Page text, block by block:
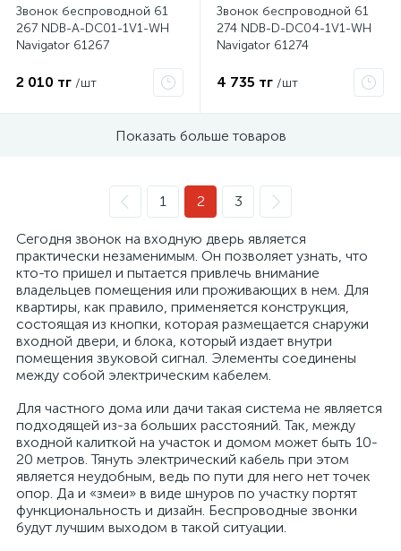
Звонок беспроводной 61
267 NDB-A-DC01-1V1-WH
Navigator 61267
2 010 тг /шт
Звонок беспроводной 61
274 NDB-D-DC04-1V1-WH
Navigator 61274
4 735 тг /шт
Показать больше товаров
1 2 3
Сегодня звонок на входную дверь является
практически незаменимым. Он позволяет узнать, что
кто-то пришел и пытается привлечь внимание
владельцев помещения или проживающих в нем. Для
квартиры, как правило, применяется конструкция,
состоящая из кнопки, которая размещается снаружи
входной двери, и блока, который издает внутри
помещения звуковой сигнал. Элементы соединены
между собой электрическим кабелем.
Для частного дома или дачи такая система не является
подходящей из-за больших расстояний. Так, между
входной калиткой на участок и домом может быть 10-
20 метров. Тянуть электрический кабель при этом
является неудобным, ведь по пути для него нет точек
опор. Да и «змеи» в виде шнуров по участку портят
функциональность и дизайн. Беспроводные звонки
будут лучшим выходом в такой ситуации.